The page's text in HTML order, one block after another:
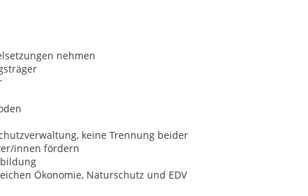
nehmen
keine Trennung beider
innen fördern
Ökonomie, Naturschutz und EDV